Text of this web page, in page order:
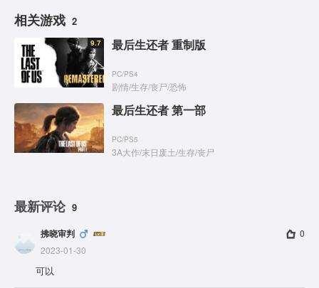
相关游戏 2
9.7 最后生还者 重制版
PC/PS4
剧情/生存/丧尸/恐怖
最后生还者 第一部
PC/PS5
3A大作/末日废土/生存/丧尸
最新评论 9
拂晓审判
2023-01-30
0
可以